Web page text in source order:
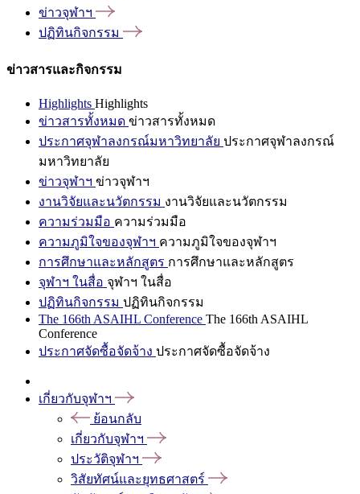
ข่าวจุฬาฯ
ปฏิทินกิจกรรม
ข่าวสารและกิจกรรม
Highlights Highlights
ข่าวสารทั้งหมด ข่าวสารทั้งหมด
ประกาศจุฬาลงกรณ์มหาวิทยาลัย ประกาศจุฬาลงกรณ์
มหาวิทยาลัย
ข่าวจุฬาฯ ข่าวจุฬาฯ
งานวิจัยและนวัตกรรม งานวิจัยและนวัตกรรม
ความร่วมมือ ความร่วมมือ
ความภูมิใจของจุฬาฯ ความภูมิใจของจุฬาฯ
การศึกษาและหลักสูตร การศึกษาและหลักสูตร
จุฬาฯ ในสื่อ จุฬาฯ ในสื่อ
ปฏิทินกิจกรรม ปฏิทินกิจกรรม
The 166th ASAIHL Conference The 166th ASAIHL
Conference
ประกาศจัดซื้อจัดจ้าง ประกาศจัดซื้อจัดจ้าง
เกี่ยวกับจุฬาฯ
ย้อนกลับ
เกี่ยวกับจุฬาฯ
ประวัติจุฬาฯ
วิสัยทัศน์และยุทธศาสตร์